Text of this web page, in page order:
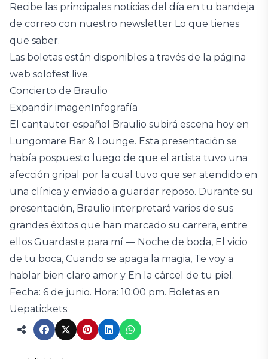
Recibe las principales noticias del día en tu bandeja
de correo con nuestro newsletter Lo que tienes
que saber.
Las boletas están disponibles a través de la página
web solofest.live.
Concierto de Braulio
Expandir imagenInfografía
El cantautor español Braulio subirá escena hoy en
Lungomare Bar & Lounge. Esta presentación se
había pospuesto luego de que el artista tuvo una
afección gripal por la cual tuvo que ser atendido en
una clínica y enviado a guardar reposo. Durante su
presentación, Braulio interpretará varios de sus
grandes éxitos que han marcado su carrera, entre
ellos Guardaste para mí — Noche de boda, El vicio
de tu boca, Cuando se apaga la magia, Te voy a
hablar bien claro amor y En la cárcel de tu piel.
Fecha: 6 de junio. Hora: 10:00 pm. Boletas en
Uepatickets.